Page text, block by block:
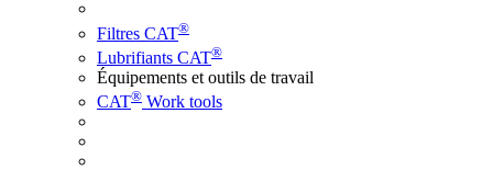
Filtres CAT®
Lubrifiants CAT®
Équipements et outils de travail
CAT® Work tools